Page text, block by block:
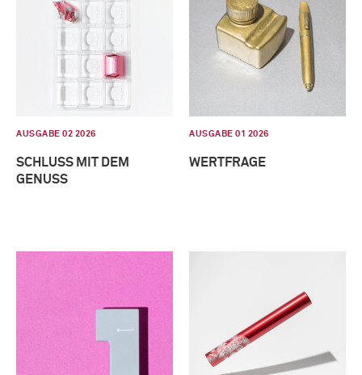
AUSGABE 02 2026
SCHLUSS MIT DEM
GENUSS
AUSGABE 01 2026
WERTFRAGE